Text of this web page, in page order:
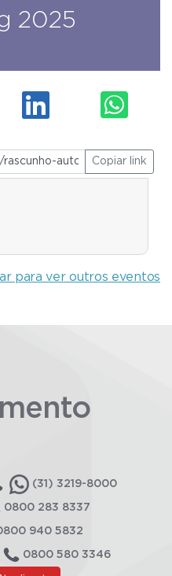
2025
Copiar link
para ver outros eventos
(31) 3219-8000
0800 283 8337
940 5832
0800 580 3346